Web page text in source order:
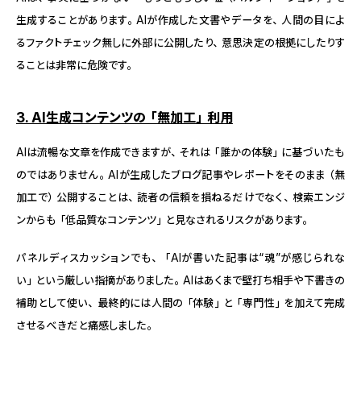
生成することがあります。AIが作成した文書やデータを、人間の目によ
るファクトチェック無しに外部に公開したり、意思決定の根拠にしたりす
ることは非常に危険です。
3. AI生成コンテンツの「無加工」利用
AIは流暢な文章を作成できますが、それは「誰かの体験」に基づいたも
のではありません。AIが生成したブログ記事やレポートをそのまま（無
加工で）公開することは、読者の信頼を損ねるだけでなく、検索エンジ
ンからも「低品質なコンテンツ」と見なされるリスクがあります。
パネルディスカッションでも、「AIが書いた記事は“魂”が感じられな
い」という厳しい指摘がありました。AIはあくまで壁打ち相手や下書きの
補助として使い、最終的には人間の「体験」と「専門性」を加えて完成
させるべきだと痛感しました。